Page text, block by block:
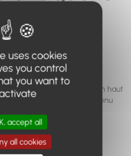
à
n'existe
ou plus.
le moteur de recherche en haut
menu pour trouver le contenu
à l'accueil
uses cookies
you control
you want to
accept all
all cookies